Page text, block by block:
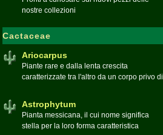
nostre collezioni
Cactaceae
Ariocarpus
Piante rare e dalla lenta crescita
caratterizzate tra l'altro da un corpo privo di
alto rischio di scomparsa in habitat. Amanti
di terricci calcarei e ben drenati
Moderatore
Astrophytum
Pianta messicana, il cui nome significa
stella per la loro forma caratteristica